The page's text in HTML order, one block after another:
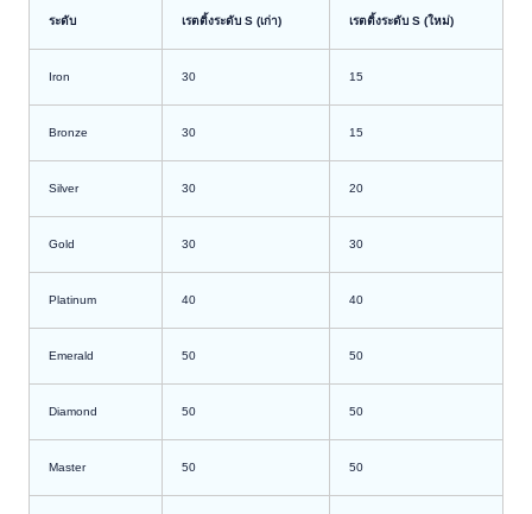
ระดับ เรตติ้งระดับ S (เก่า) เรตติ้งระดับ S (ใหม่)
Iron 30 15
Bronze 30 15
Silver 30 20
Gold 30 30
Platinum 40 40
Emerald 50 50
Diamond 50 50
Master 50 50